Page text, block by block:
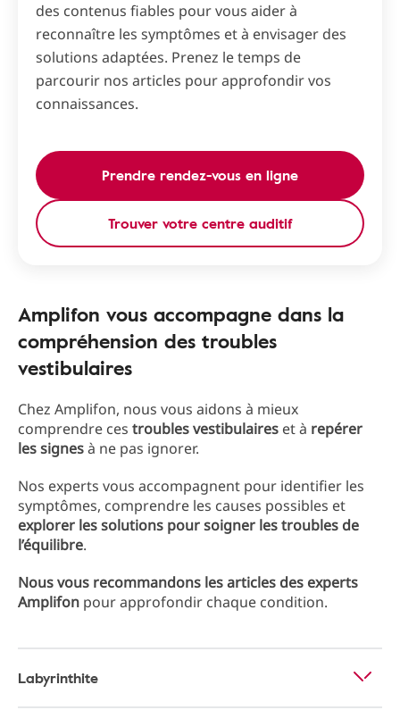
des contenus fiables pour vous aider à
reconnaître les symptômes et à envisager des
solutions adaptées. Prenez le temps de
parcourir nos articles pour approfondir vos
connaissances.
Prendre rendez-vous en ligne
Trouver votre centre auditif
Amplifon vous accompagne dans la
compréhension des troubles
vestibulaires
Chez Amplifon, nous vous aidons à mieux
comprendre ces troublesvestibulaires et à repérer
lessignesà ne pas ignorer.
Nos experts vous accompagnent pour identifier les
symptômes, comprendre les causes possibles et
explorer les solutions pour soigner les troubles de
l’équilibre.
Nous vous recommandons les articles des experts
Amplifon pour approfondir chaque condition.
Labyrinthite